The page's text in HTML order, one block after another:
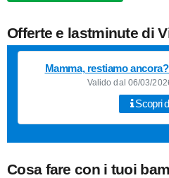
Offerte e lastminute di
Mamma, restiamo
Valido dal 06/03/
Scopri
Cosa fare con i tuoi